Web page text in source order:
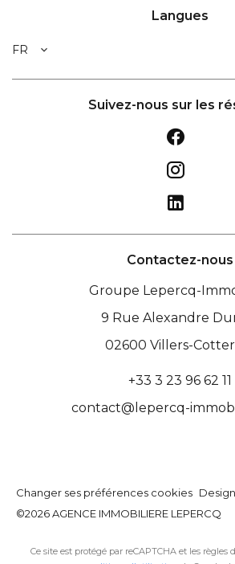
Langues
FR
Suivez-nous sur les
Contactez-nous
Groupe Lepercq-
9 Rue Alexandre
02600 Villers-
+33 3 23 96 62 11
contact@lepercq-
Changer ses préférences cookies
©2026 AGENCE IMMOBILIERE LEPERCQ
Ce site est protégé par reCAPTCHA et les règles